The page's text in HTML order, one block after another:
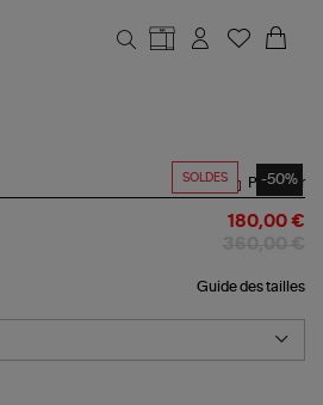
SOLDES -50%
Partager
180,00 €
Guide des tailles